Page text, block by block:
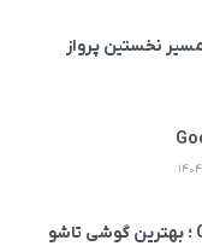
بررسی Galaxy Z Fold8 Ultra ؛ بهترین گوشی تاشو